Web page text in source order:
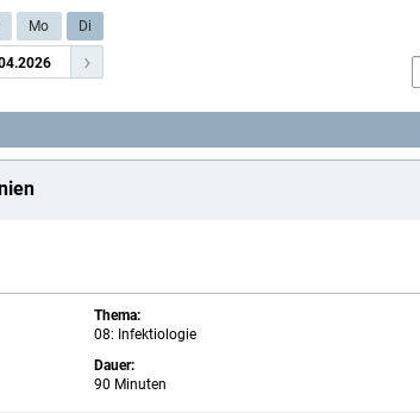
Mo Di
›
Thema:
08: Infektiologie
Dauer:
90 Minuten